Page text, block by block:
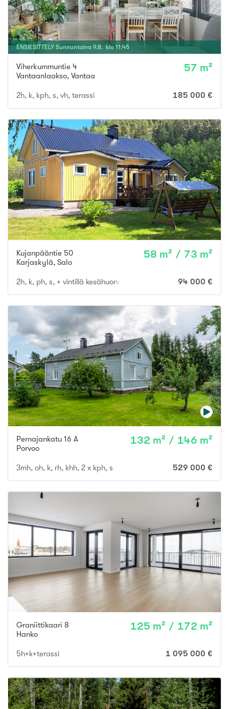
ENSIESITTELY Sunnuntaina 9.8. klo11:45
Viherkummuntie 4
Vantaanlaakso, Vantaa
57 m²
2h, k, kph, s, vh, terassi 185 000 €
Kujanpääntie 50
Karjaskylä, Salo
58 m² / 73 m²
2h, k, ph, s, + vintillä kesähuone + 23 m2:n huone94 000 €
Pernajankatu 16 A
Porvoo
132 m² / 146 m²
3mh, oh, k, rh, khh, 2 x kph, s 529 000 €
Graniittikaari 8
Hanko
125 m² / 172 m²
5h+k+terassi 1 095 000 €